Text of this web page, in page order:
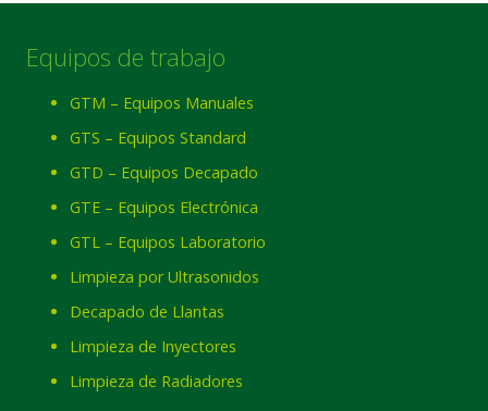
Equipos de trabajo
GTM – Equipos Manuales
GTS – Equipos Standard
GTD – Equipos Decapado
GTE – Equipos Electrónica
GTL – Equipos Laboratorio
Limpieza por Ultrasonidos
Decapado de Llantas
Limpieza de Inyectores
Limpieza de Radiadores